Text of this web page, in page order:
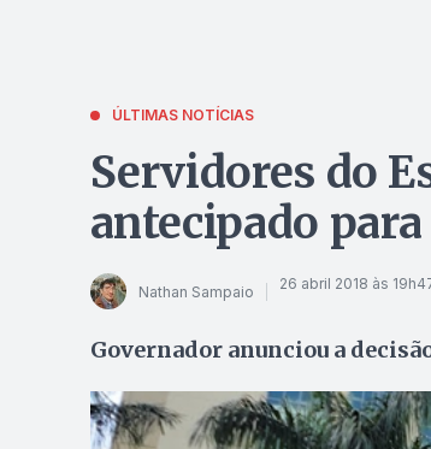
ÚLTIMAS NOTÍCIAS
Servidores do
antecipado
Nathan Sampaio 26 abril 2018 às
Governador anunciou a